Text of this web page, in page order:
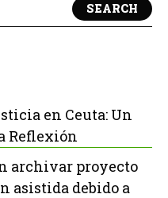
SEARCH
en Ceuta: Un
Reflexión
archivar proyecto
asistida debido a